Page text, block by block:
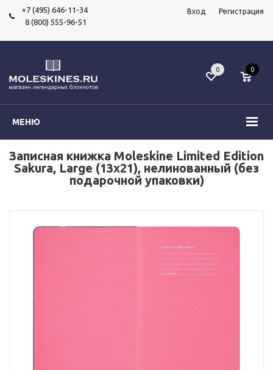
+7 (495) 646-11-34
8 (800) 555-96-51
Вход Регистрация
МЕНЮ
0 0
Записная книжка Moleskine Limited Edition
Sakura, Large (13x21), нелинованный (без
подарочной упаковки)